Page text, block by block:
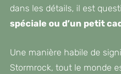
dans les détails, il est
spéciale ou d’un petit
Une manière habile de
Stormrock, tout le monde